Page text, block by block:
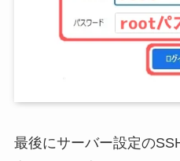
最後にサーバー設定の